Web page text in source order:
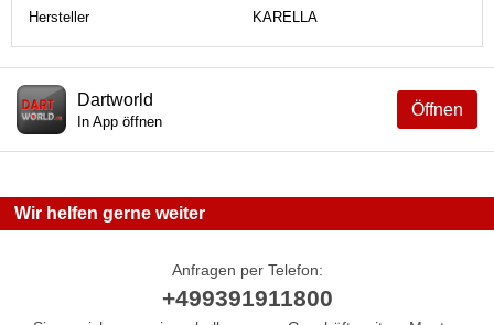
Hersteller
KARELLA
Öffnen
Dartworld
In App öffnen
Wir helfen gerne weiter
Anfragen per Telefon:
+499391911800